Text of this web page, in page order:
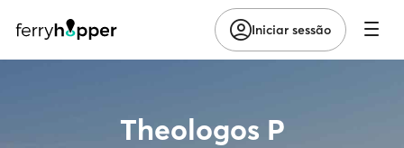
Iniciar sessão
Theologos P